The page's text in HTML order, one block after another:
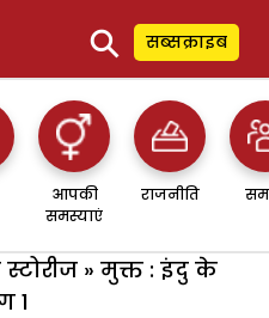
⚲ सब्सक्राइब
आपकी
समस्याएं
राजनीति
» मुक्त : इंदु के
1